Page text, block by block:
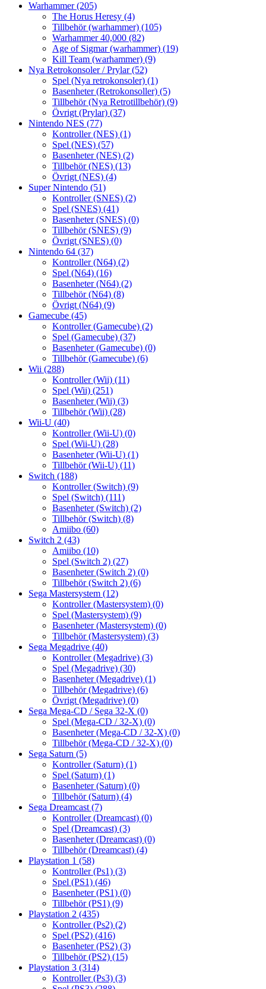
Warhammer(205)
The Horus Heresy (4)
Tillbehör (warhammer) (105)
Warhammer 40,000 (82)
Age of Sigmar (warhammer) (19)
Kill Team (warhammer) (9)
Nya Retrokonsoler / Prylar(52)
Spel (Nya retrokonsoler) (1)
Basenheter (Retrokonsoller) (5)
Tillbehör (Nya Retrotillbehör) (9)
Övrigt (Prylar) (37)
Nintendo NES (77)
Kontroller (NES) (1)
Spel (NES) (57)
Basenheter (NES) (2)
Tillbehör (NES) (13)
Övrigt (NES) (4)
Super Nintendo (51)
Kontroller (SNES) (2)
Spel (SNES) (41)
Basenheter (SNES) (0)
Tillbehör (SNES) (9)
Övrigt (SNES) (0)
Nintendo 64 (37)
Kontroller (N64) (2)
Spel (N64) (16)
Basenheter (N64) (2)
Tillbehör (N64) (8)
Övrigt (N64) (9)
Gamecube (45)
Kontroller (Gamecube) (2)
Spel (Gamecube) (37)
Basenheter (Gamecube) (0)
Tillbehör (Gamecube) (6)
Wii (288)
Kontroller (Wii) (11)
Spel (Wii) (251)
Basenheter (Wii) (3)
Tillbehör (Wii) (28)
Wii-U (40)
Kontroller (Wii-U) (0)
Spel (Wii-U) (28)
Basenheter (Wii-U) (1)
Tillbehör (Wii-U) (11)
Switch (188)
Kontroller (Switch) (9)
Spel (Switch) (111)
Basenheter (Switch) (2)
Tillbehör (Switch) (8)
Amiibo (60)
Switch 2 (43)
Amiibo (10)
Spel (Switch 2) (27)
Basenheter (Switch 2) (0)
Tillbehör (Switch 2) (6)
Sega Mastersystem (12)
Kontroller (Mastersystem) (0)
Spel (Mastersystem) (9)
Basenheter (Mastersystem) (0)
Tillbehör (Mastersystem) (3)
Sega Megadrive (40)
Kontroller (Megadrive) (3)
Spel (Megadrive) (30)
Basenheter (Megadrive) (1)
Tillbehör (Megadrive) (6)
Övrigt (Megadrive) (0)
Sega Mega-CD / Sega 32-X (0)
Spel (Mega-CD / 32-X) (0)
Basenheter (Mega-CD / 32-X) (0)
Tillbehör (Mega-CD / 32-X) (0)
Sega Saturn (5)
Kontroller (Saturn) (1)
Spel (Saturn) (1)
Basenheter (Saturn) (0)
Tillbehör (Saturn) (4)
Sega Dreamcast (7)
Kontroller (Dreamcast) (0)
Spel (Dreamcast) (3)
Basenheter (Dreamcast) (0)
Tillbehör (Dreamcast) (4)
Playstation 1 (58)
Kontroller (Ps1) (3)
Spel (PS1) (46)
Basenheter (PS1) (0)
Tillbehör (PS1) (9)
Playstation 2 (435)
Kontroller (Ps2) (2)
Spel (PS2) (416)
Basenheter (PS2) (3)
Tillbehör (PS2) (15)
Playstation 3 (314)
Kontroller (Ps3) (3)